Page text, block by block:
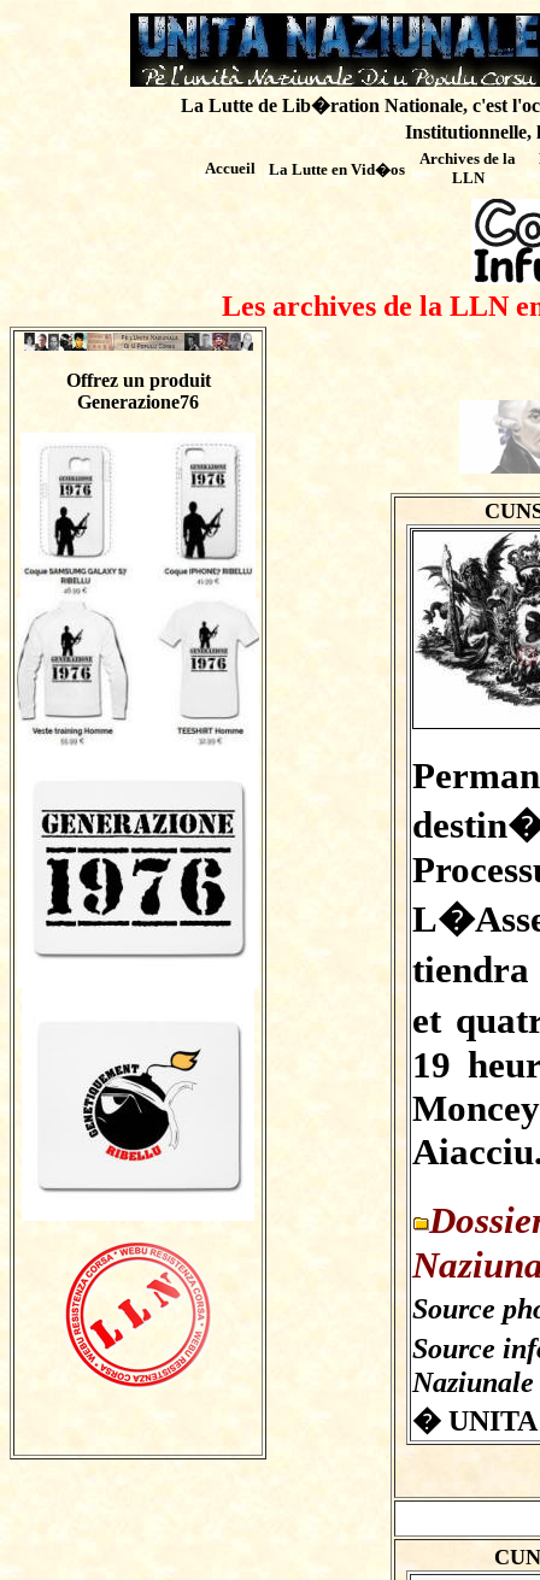
La Lutte de Lib�ration Nationale, c'est
Institutionnelle,
Accueil La Lutte en Vid�os
Archives de la
LLN
Les archives de la LLN
Offrez un produit
Generazione76
et
19
Source
Source
Naziunale
�